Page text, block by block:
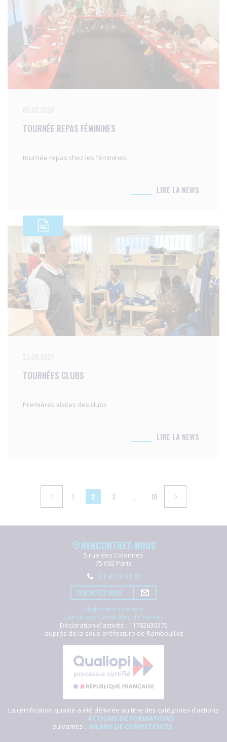
TOURNÉE REPAS FÉMININES
tournée repas chez les féminines
LIRE LA NEWS
TOURNÉES CLUBS
Premières visites des clubs
LIRE LA NEWS
1 2 3 … 10
RENCONTREZ-NOUS
5 rue des Colonnes
75 002 Paris
01 40 39 91 07
CONTACTEZ-NOUS
Règlement intérieur
Conditions Générales de Ventes
Déclaration d'activité : 11782630375
auprès de la sous-préfecture de Rambouillet
La certification qualité a été délivrée au titre des catégories d’actions
suivantes :
ACTIONS DE FORMATIONS
BILANS DE COMPETENCES